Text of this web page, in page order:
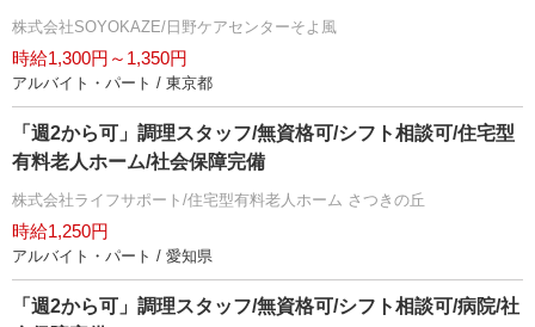
株式会社SOYOKAZE/日野ケアセンターそよ風
時給1,300円～1,350円
アルバイト・パート / 東京都
「週2から可」調理スタッフ/無資格可/シフト相談可/住宅型
有料老人ホーム/社会保障完備
株式会社ライフサポート/住宅型有料老人ホーム さつきの丘
時給1,250円
アルバイト・パート / 愛知県
「週2から可」調理スタッフ/無資格可/シフト相談可/病院/社